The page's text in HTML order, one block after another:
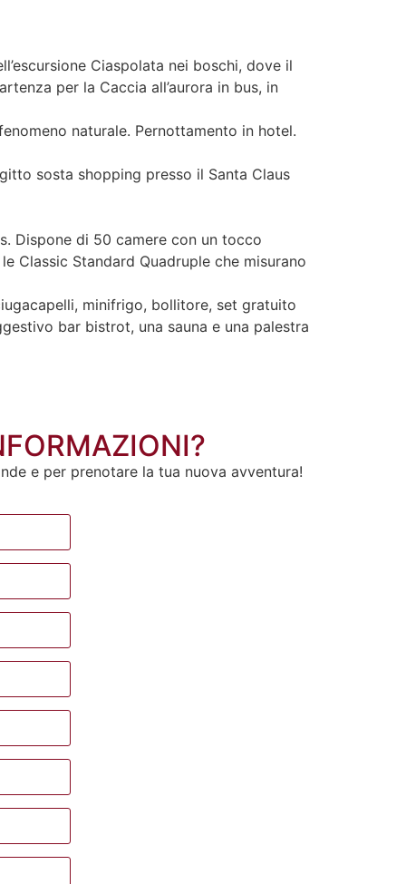
Ciaspolata nei boschi, dove il
per la Caccia all’aurora in bus, in
naturale. Pernottamento in hotel.
sosta shopping presso il Santa Claus
Dispone di 50 camere con un tocco
Classic Standard Quadruple che misurano
minifrigo, bollitore, set gratuito
bar bistrot, una sauna e una palestra
e per prenotare la tua nuova avventura!